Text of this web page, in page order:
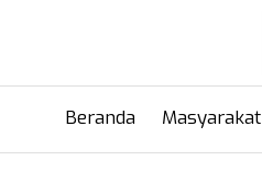
Beranda Masyarakat